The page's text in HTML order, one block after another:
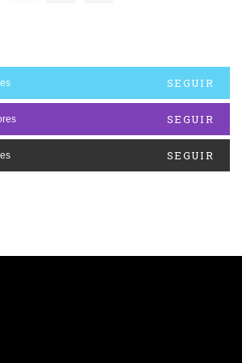
SEGUIR
SEGUIR
SEGUIR